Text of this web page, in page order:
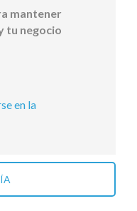
mantener
tu negocio
en la